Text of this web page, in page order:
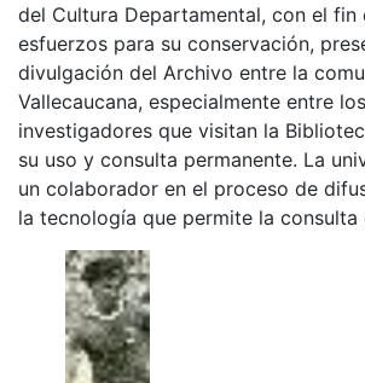
del Cultura Departamental, con el fin
esfuerzos para su conservación,
divulgación del Archivo entre la
Vallecaucana, especialmente entre
investigadores que visitan la
su uso y consulta permanente. La
un colaborador en el proceso de
la tecnología que permite la consulta